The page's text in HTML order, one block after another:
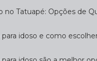
no Tatuapé: Opções de
para idoso e como